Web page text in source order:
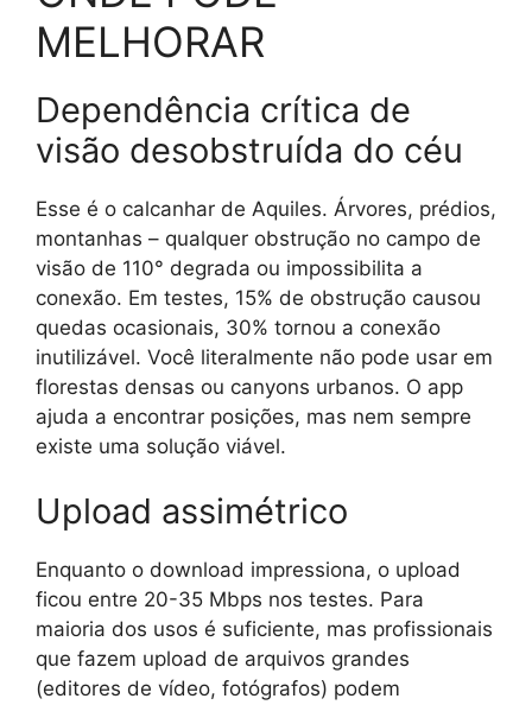
MELHORAR
Dependência crítica de
visão desobstruída do céu
Esse é o calcanhar de Aquiles. Árvores, prédios,
montanhas – qualquer obstrução no campo de
visão de 110° degrada ou impossibilita a
conexão. Em testes, 15% de obstrução causou
quedas ocasionais, 30% tornou a conexão
inutilizável. Você literalmente não pode usar em
florestas densas ou canyons urbanos. O app
ajuda a encontrar posições, mas nem sempre
existe uma solução viável.
Upload assimétrico
Enquanto o download impressiona, o upload
ficou entre 20-35 Mbps nos testes. Para
maioria dos usos é suficiente, mas profissionais
que fazem upload de arquivos grandes
(editores de vídeo, fotógrafos) podem